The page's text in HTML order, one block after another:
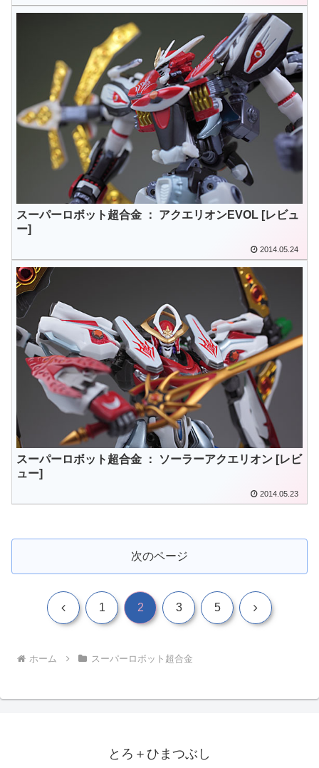
スーパーロボット超合金 ： アクエリオンEVOL [レビュ
ー]
2014.05.24
スーパーロボット超合金 ： ソーラーアクエリオン [レビ
ュー]
2014.05.23
次のページ
前 1 2 3 5 次
ホーム スーパーロボット超合金
とろ＋ひまつぶし